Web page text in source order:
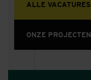
ALLE VACATURES
ONZE PROJECTEN